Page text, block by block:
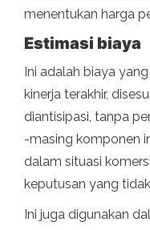
menentukan harga
Estimasi biaya
Ini adalah biaya
kinerja terakhir,
diantisipasi, tanpa
-masing komponen
dalam situasi
keputusan yang
Ini juga digunakan